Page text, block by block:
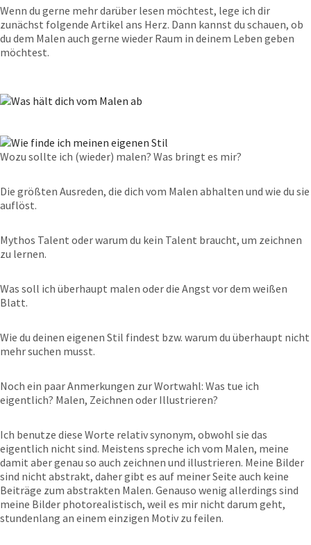
Wenn du gerne mehr darüber lesen möchtest, lege ich dir
zunächst folgende Artikel ans Herz. Dann kannst du schauen, ob
du dem Malen auch gerne wieder Raum in deinem Leben geben
möchtest.
Wozu sollte ich (wieder) malen? Was bringt es mir?
Die größten Ausreden, die dich vom Malen abhalten und wie du sie
auflöst.
Mythos Talent oder warum du kein Talent braucht, um zeichnen
zu lernen.
Was soll ich überhaupt malen oder die Angst vor dem weißen
Blatt.
Wie du deinen eigenen Stil findest bzw. warum du überhaupt nicht
mehr suchen musst.
Noch ein paar Anmerkungen zur Wortwahl: Was tue ich
eigentlich? Malen, Zeichnen oder Illustrieren?
Ich benutze diese Worte relativ synonym, obwohl sie das
eigentlich nicht sind. Meistens spreche ich vom Malen, meine
damit aber genau so auch zeichnen und illustrieren. Meine Bilder
sind nicht abstrakt, daher gibt es auf meiner Seite auch keine
Beiträge zum abstrakten Malen. Genauso wenig allerdings sind
meine Bilder photorealistisch, weil es mir nicht darum geht,
stundenlang an einem einzigen Motiv zu feilen.